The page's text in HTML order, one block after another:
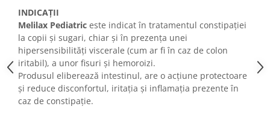
INDICAȚII
Melilax Pediatric este indicat în tratamentul constipației
la copii și sugari, chiar și în prezența unei
hipersensibilități viscerale (cum ar fi în caz de colon
iritabil), a unor fisuri și hemoroizi.
Produsul eliberează intestinul, are o acțiune protectoare
și reduce disconfortul, iritația și inflamația prezente în
caz de constipație.